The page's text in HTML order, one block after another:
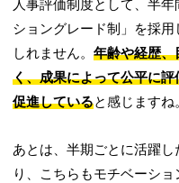
人事評価制度として、半
ショングレード制」を採
しれません。年齢や経歴、
く、成果によって公平に
促進していると感じますね
あとは、半期ごとに活躍
り、こちらもモチベーシ